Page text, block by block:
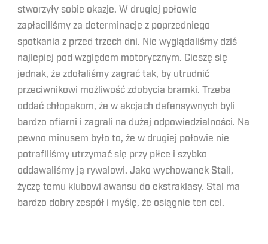
stworzyły sobie okazje. W drugiej połowie
zapłaciliśmy za determinację z poprzedniego
spotkania z przed trzech dni. Nie wyglądaliśmy dziś
najlepiej pod względem motorycznym. Cieszę się
jednak, że zdołaliśmy zagrać tak, by utrudnić
przeciwnikowi możliwość zdobycia bramki. Trzeba
oddać chłopakom, że w akcjach defensywnych byli
bardzo ofiarni i zagrali na dużej odpowiedzialności. Na
pewno minusem było to, że w drugiej połowie nie
potrafiliśmy utrzymać się przy piłce i szybko
oddawaliśmy ją rywalowi. Jako wychowanek Stali,
życzę temu klubowi awansu do ekstraklasy. Stal ma
bardzo dobry zespół i myślę, że osiągnie ten cel.